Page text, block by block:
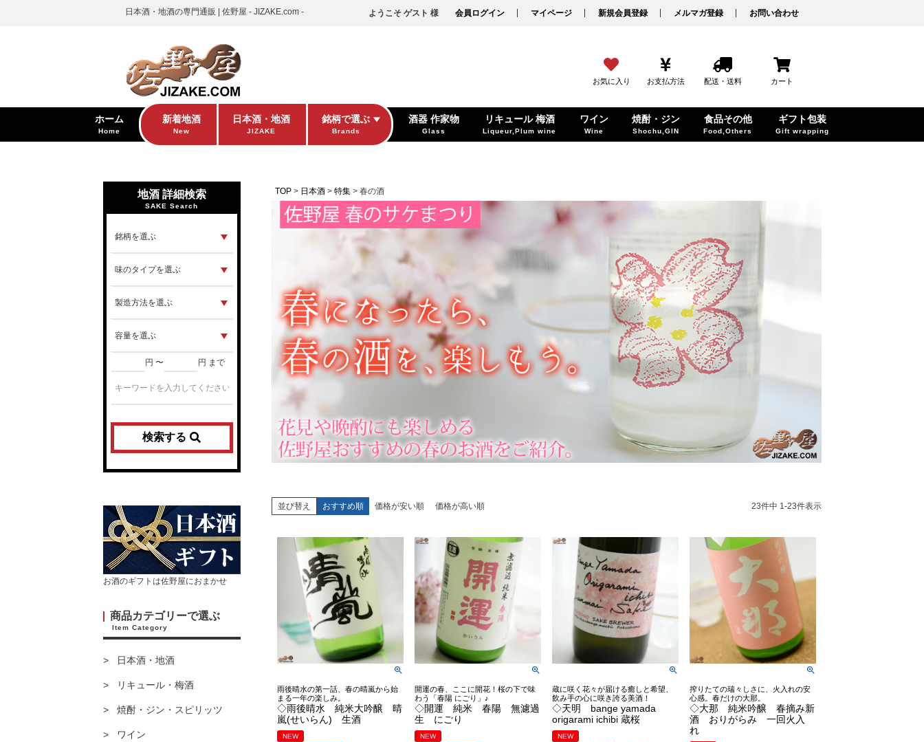
日本酒・地酒の専門通販 | 佐野屋 - JIZAKE.com - ようこそ ゲスト 様 会員ログイン マイページ 新規会員登録 メルマガ登録 お問い合わせ
お気に入り お支払方法 配送・送料 カート
ホーム
Home
新着地酒
New
日本酒・地酒
JIZAKE
銘柄で選ぶ
Brands
酒器 作家物
Glass
リキュール 梅酒
Liqueur,Plum wine
ワイン
Wine
焼酎・ジン
Shochu,GIN
食品その他
Food,Others
ギフト包装
Gift wrapping
地酒 詳細検索
SAKE Search
円 〜 円 まで
検索する
お酒のギフトは佐野屋におまかせ
商品カテゴリーで選ぶ
Item Category
日本酒・地酒
リキュール・梅酒
焼酎・ジン・スピリッツ
ワイン
TOP 日本酒 特集 春の酒
並び替え おすすめ順 価格が安い順 価格が高い順 23件中 1 -23件表示
雨後晴水の第一話、春の晴嵐から始
まる一年の楽しみ。
◇雨後晴水 純米大吟醸 晴
嵐(せいらん) 生酒
NEW
開運の春、ここに開花！桜の下で味
わう「春陽 にごり」♪
◇開運 純米 春陽 無濾過
生 にごり
NEW
蔵に咲く花々が届ける癒しと希望、
飲み手の心に咲き誇る美酒！
◇天明 bange yamada
origarami ichibi 蔵桜
NEW
搾りたての瑞々しさに、火入れの安
心感。春だけの大那。
◇大那 純米吟醸 春摘み新
酒 おりがらみ 一回火入
れ